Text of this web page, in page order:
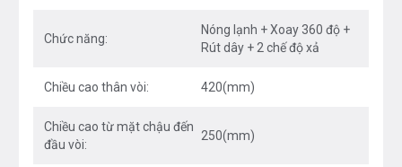
Công nghệ
Tiết kiệm 40% nước với Công nghệ Airpower
với công nghệ mạ PVD Chrome 5 lớp
Chức năng:
Nóng lạnh + Xoay 360 độ +
Rút dây + 2 chế độ xả
Chiều cao thân vòi: 420(mm)
Chiều cao từ mặt chậu đến
đầu vòi:
250(mm)